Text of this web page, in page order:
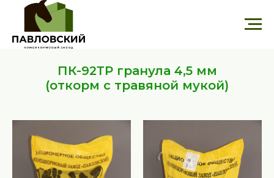
ПК-92ТР гранула 4,5 мм
(откорм с травяной мукой)